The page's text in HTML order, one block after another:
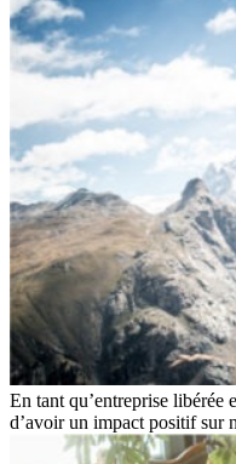
En tant qu’entreprise libérée
d’avoir un impact positif sur